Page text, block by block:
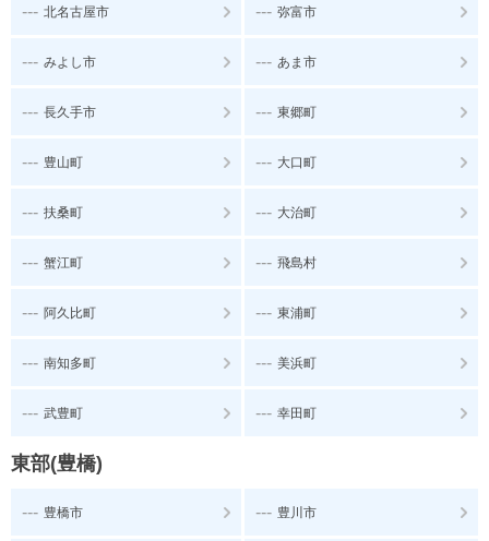
--- 北名古屋市 --- 弥富市
--- みよし市 --- あま市
--- 長久手市 --- 東郷町
--- 豊山町 --- 大口町
--- 扶桑町 --- 大治町
--- 蟹江町 --- 飛島村
--- 阿久比町 --- 東浦町
--- 南知多町 --- 美浜町
--- 武豊町 --- 幸田町
東部(豊橋)
--- 豊橋市 --- 豊川市